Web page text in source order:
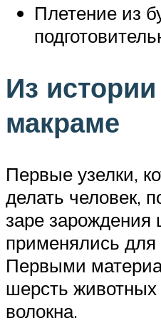
Плетение из
Из
макраме
Первые узелки,
делать человек,
заре зарождения
применялись
Первыми
шерсть
волокна.